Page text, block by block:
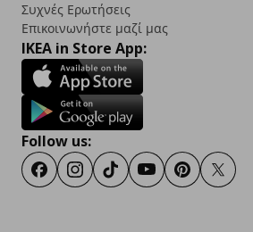
Συχνές Ερωτήσεις
Επικοινωνήστε μαζί μας
IKEA in Store App:
Follow us:
FacebookInstagram
TikTokYoutubePinterestTwitter